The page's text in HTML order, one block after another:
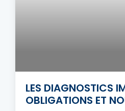
LES DIAGNOSTICS
OBLIGATIONS ET